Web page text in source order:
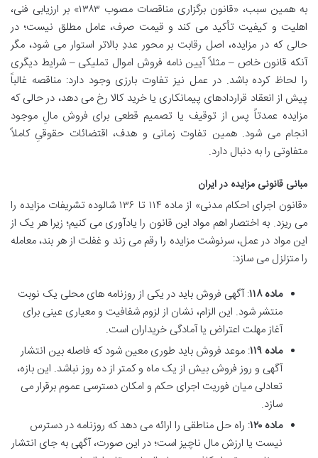
به همین سبب، «قانون برگزاری مناقصات مصوب ۱۳۸۳» بر ارزیابی فنی،
اهلیت و کیفیت تأکید می کند و قیمت صرف، عامل مطلق نیست؛ در
حالی که در مزایده، اصل رقابت بر محور عددِ بالاتر استوار می شود، مگر
آنکه قانون خاص – مثلاً آیین نامه فروش اموال تملیکی – شرایط دیگری
را لحاظ کرده باشد. در عمل نیز تفاوت بارزی وجود دارد: مناقصه غالباً
پیش از انعقاد قراردادهای پیمانکاری یا خرید کالا رخ می دهد، در حالی که
مزایده عمدتاً پس از توقیف یا تصمیم قطعی برای فروش مالِ موجود
انجام می شود. همین تفاوت زمانی و هدف، اقتضائات حقوقیِ کاملاً
متفاوتی را به دنبال دارد.
مبانی قانونی مزایده در ایران
«قانون اجرای احکام مدنی» از ماده ۱۱۴ تا ۱۳۶ شالوده تشریفات مزایده را
می ریزد. به اختصار اهم مواد این قانون را یادآوری می کنیم؛ زیرا هر یک از
این مواد در عمل، سرنوشت مزایده را رقم می زند و غفلت از هر بند، معامله
را متزلزل می سازد:
ماده ۱۱۸
: آگهی فروش باید در یکی از روزنامه های محلی یک نوبت
منتشر شود. این الزام، نشان از لزوم شفافیت و معیاری عینی برای
آغاز مهلت اعتراض یا آمادگی خریداران است.
ماده ۱۱۹
: موعد فروش باید طوری معین شود که فاصله بین انتشار
آگهی و روز فروش بیش از یک ماه و کمتر از ده روز نباشد. این بازه،
تعادلی میان فوریت اجرای حکم و امکان دسترسی عموم برقرار می
سازد.
ماده ۱۲۰
: راه حل مناطقی را ارائه می دهد که روزنامه در دسترس
نیست یا ارزش مال ناچیز است؛ در این صورت، آگهی به جای انتشار